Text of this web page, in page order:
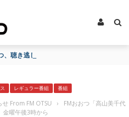
、聴き逃し番組配信サービス「shelfs」
レギュラー番組 番組
せ From FM OTSU ›
FMおおつ「高山美千代
金曜午後3時から